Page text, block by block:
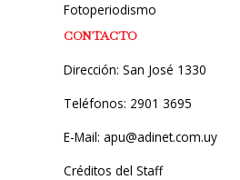
Fotoperiodismo
CONTACTO
Dirección: San José 1330
Teléfonos: 2901 3695
E-Mail: apu@adinet.com.uy
Créditos del Staff